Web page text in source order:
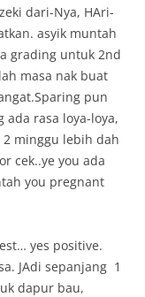
dari-Nya, HAri-
asyik muntah
grading untuk 2nd
masa nak buat
pun
ada rasa loya-loya,
minggu lebih dah
cek..ye you ada
you pregnant
yes positive.
JAdi sepanjang 1
dapur bau,